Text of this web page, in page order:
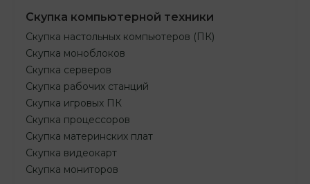
Скупка компьютерной техники
Скупка настольных компьютеров (ПК)
Скупка моноблоков
Скупка серверов
Скупка рабочих станций
Скупка игровых ПК
Скупка процессоров
Скупка материнских плат
Скупка видеокарт
Скупка мониторов